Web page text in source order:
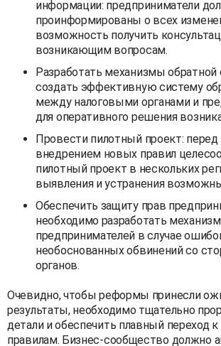
информации: предприниматели
проинформированы о всех
возможность получить
возникающим вопросам.
Разработать механизмы обратной
создать эффективную систему
между налоговыми органами и
для оперативного решения
Провести пилотный проект:
внедрением новых правил
пилотный проект в нескольких
выявления и устранения
Обеспечить защиту прав
необходимо разработать
предпринимателей в случае
необоснованных обвинений со
органов.
Очевидно, чтобы реформы принесли
результаты, необходимо тщательно
детали и обеспечить плавный переход
правилам. Бизнес-сообщество должно